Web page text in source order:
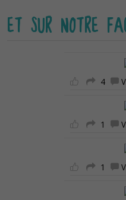
ET SUR NOTRE
4
1
1